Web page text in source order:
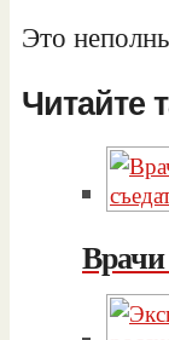
Это
Читайте